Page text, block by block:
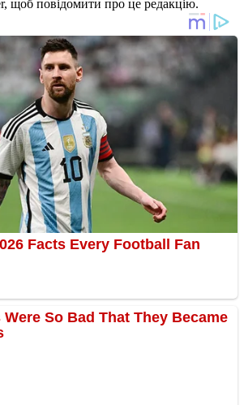
щоб повідомити про це редакцію.